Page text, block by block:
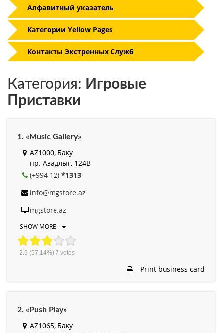
Категория: Игровые
Приставки
1. «Music Gallery»
AZ1000, Баку
пр. Азадлыг, 124B
(+994 12) *1313
info@mgstore.az
mgstore.az
SHOW MORE
2.9 (57.14%) 7 votes
Print business card
2. «Push Play»
AZ1065, Баку
Алфавитный указатель
Категории Yellow Pages
Контакты Экстренных Служб